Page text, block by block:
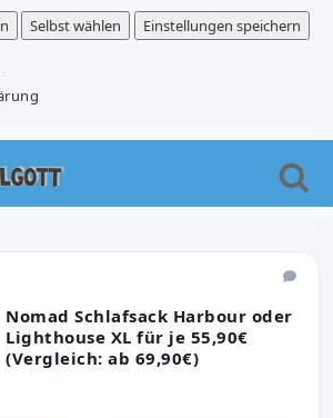
Selbst wählen
Einstellungen speichern
Nomad Schlafsack Harbour oder
Lighthouse XL für je 55,90€
(Vergleich: ab 69,90€)